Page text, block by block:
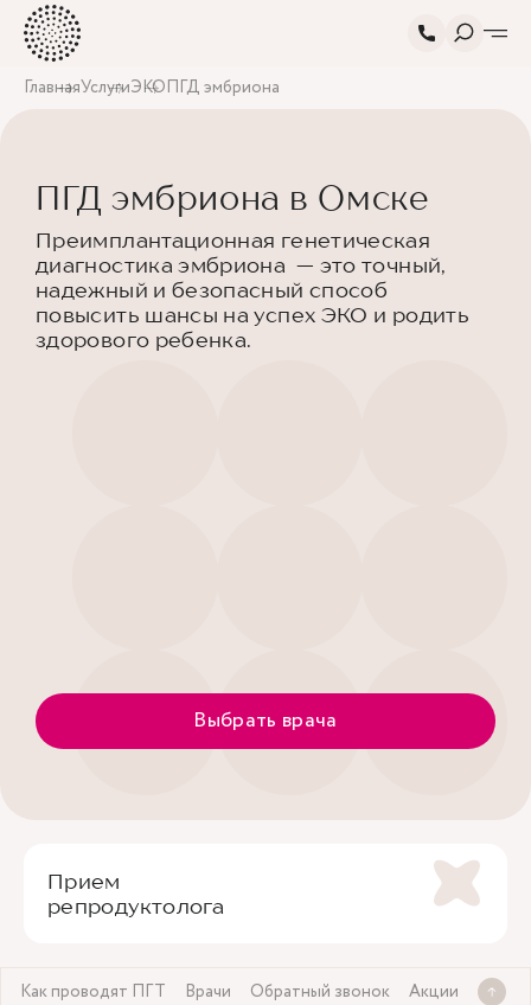
ГлавнаяУслугиЭКОПГД эмбриона
ПГД эмбриона в Омске
Преимплантационная генетическая
диагностика эмбриона — это точный,
надежный и безопасный способ
повысить шансы на успех ЭКО и родить
здорового ребенка.
Выбрать врача
Прием
репродуктолога
Как проводят ПГТ Врачи Обратный звонок Акции